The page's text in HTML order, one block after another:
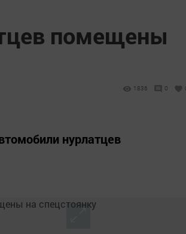
помещены
1836 0
нурлатцев